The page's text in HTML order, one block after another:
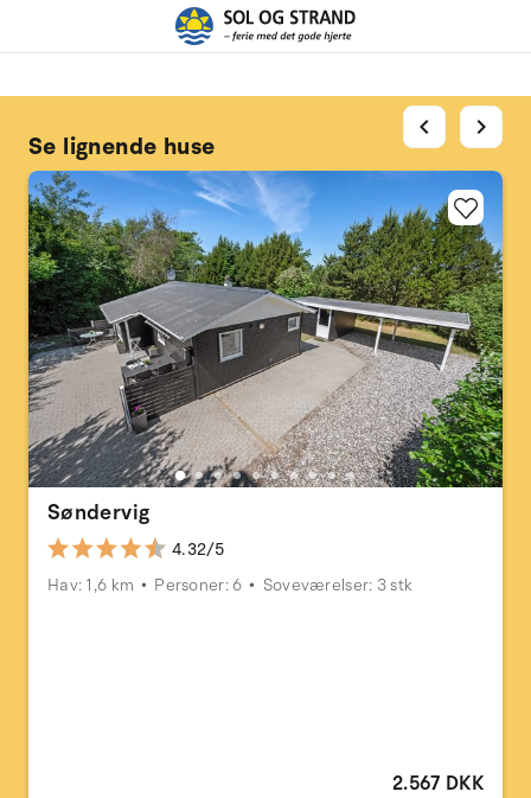
Se lignende huse
Søndervig
4.32/5
Hav: 1,6 km
Personer: 6 Soveværelser: 3 stk
2.567 DKK
chevron_left chevron_right